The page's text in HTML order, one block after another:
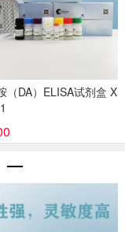
（DA）ELISA试剂盒 X